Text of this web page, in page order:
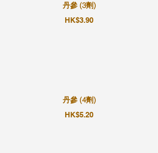
丹參 (3劑)
HK$3.90
丹參 (4劑)
HK$5.20